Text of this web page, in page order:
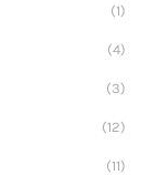
(1)
(4)
(3)
(12)
(11)